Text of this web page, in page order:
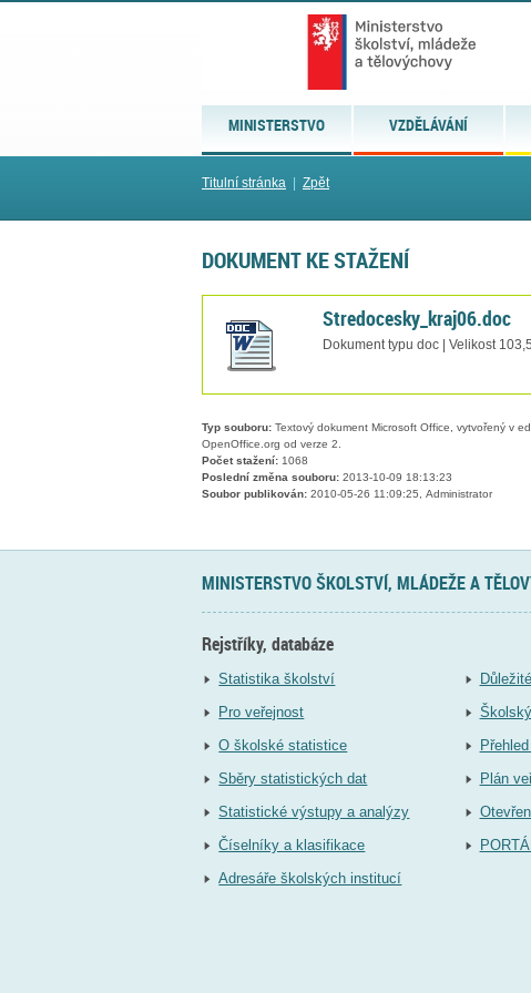
MINISTERSTVO VZDĚLÁVÁNÍ
Titulní stránka Zpět
DOKUMENT KE STAŽENÍ
Stredocesky_kraj06.doc
Dokument typu doc | Velikost
Typ souboru: Textový dokument Microsoft Office, vytvořený v
OpenOffice.org od verze 2.
Počet stažení: 1068
Poslední změna souboru: 2013-10-09 18:13:23
Soubor publikován: 2010-05-26 11:09:25, Administrator
MINISTERSTVO ŠKOLSTVÍ, MLÁDEŽE A
Rejstříky, databáze
Statistika školství
Pro veřejnost
O školské statistice
Sběry statistických dat
Statistické výstupy a analýzy
Číselníky a klasifikace
Adresáře školských institucí
Plán